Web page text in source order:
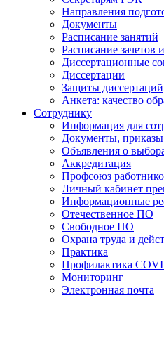
Направления
Документы
Расписание занятий
Расписание зачетов
Диссертационные
Диссертации
Защиты диссертаций
Анкета: качество
Сотруднику
Информация для
Документы, приказы
Объявления о
Аккредитация
Профсоюз
Личный кабинет
Информационные
Отечественное ПО
Свободное ПО
Охрана труда и
Практика
Профилактика
Мониторинг
Электронная почта